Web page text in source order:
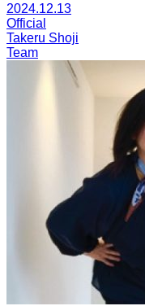
2024.12.13
Official
Takeru Shoji
Team